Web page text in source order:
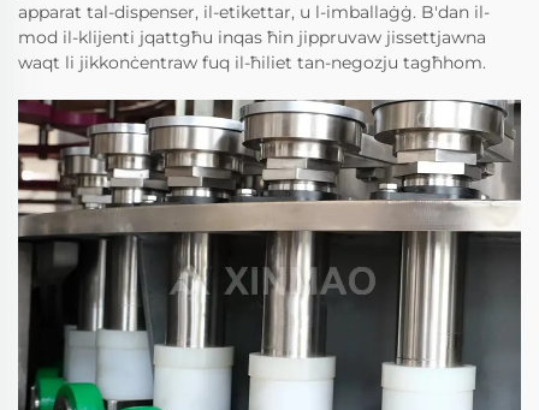
apparat tal-dispenser, il-etikettar, u l-imballaġġ. B'dan il-
mod il-klijenti jqattgħu inqas ħin jippruvaw jissettjawna
waqt li jikkonċentraw fuq il-ħiliet tan-negozju tagħhom.